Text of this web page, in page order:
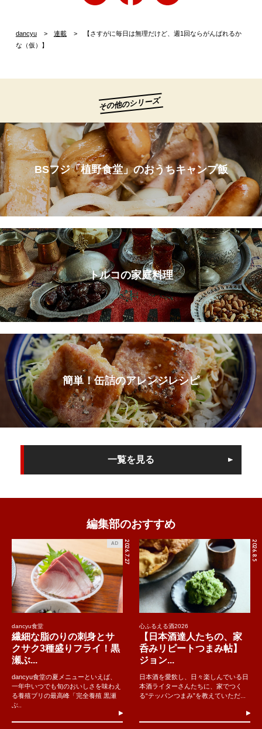
dancyu 連載
【さすがに毎日は無理だけど、週1回ならがんばれるか
な（仮）】
その他のシリーズ
BSフジ「植野食堂」のおうちキャンプ飯
トルコの家庭料理
簡単！缶詰のアレンジレシピ
一覧を見る
編集部のおすすめ
2026.7.27
AD
dancyu食堂
繊細な脂のりの刺身とサ
クサク3種盛りフライ！黒
瀬ぶ...
dancyu食堂の夏メニューといえば、
一年中いつでも旬のおいしさを味わえ
る養殖ブリの最高峰「完全養殖 黒瀬
ぶ..
2026.8.5
心ふるえる酒2026
【日本酒達人たちの、家
呑みリピートつまみ帖】
ジョン...
日本酒を愛飲し、日々楽しんでいる日
本酒ライターさんたちに、家でつく
る“テッパンつまみ”を教えていただ...